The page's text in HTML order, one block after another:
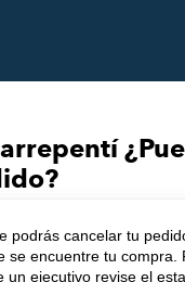
podrás cancelar tu
se encuentre tu compra.
un ejecutivo revise el